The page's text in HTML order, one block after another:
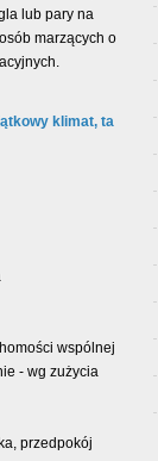
lub pary na
marzących o
klimat, ta
wspólnej
- wg zużycia
przedpokój